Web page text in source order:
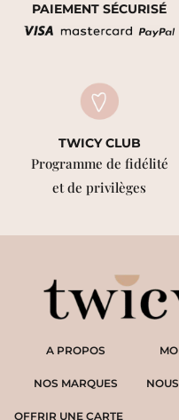
PAIEMENT SÉCURISÉ
TWICY CLUB
Programme de fidélité
et de privilèges
A PROPOS
NOS MARQUES
OFFRIR UNE CARTE